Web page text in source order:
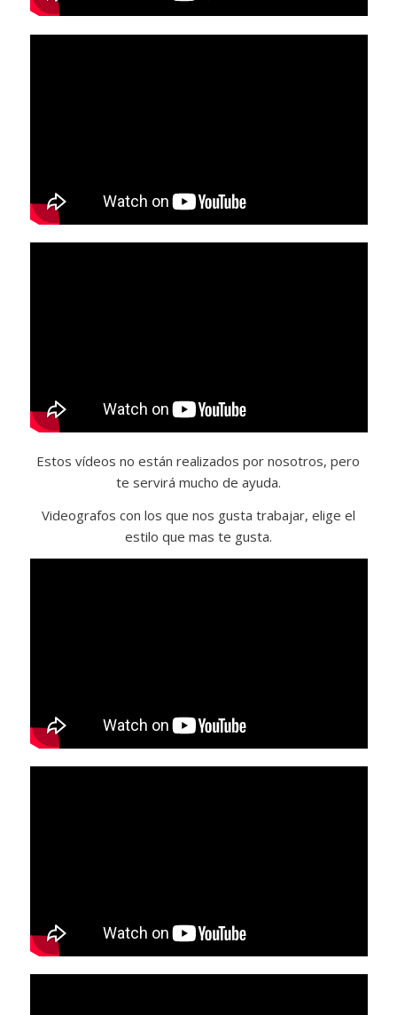
Estos vídeos no están realizados por nosotros, pero
te servirá mucho de ayuda.
Videografos con los que nos gusta trabajar, elige el
estilo que mas te gusta.